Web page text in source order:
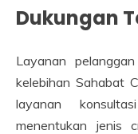
Dukungan
Layanan
kelebihan Sahabat
layanan
menentukan jenis